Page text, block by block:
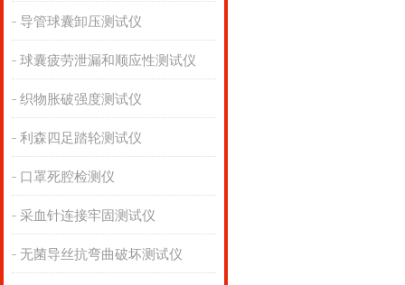
导管球囊卸压测试仪
球囊疲劳泄漏和顺应性测试仪
织物胀破强度测试仪
利森四足踏轮测试仪
口罩死腔检测仪
采血针连接牢固测试仪
无菌导丝抗弯曲破坏测试仪